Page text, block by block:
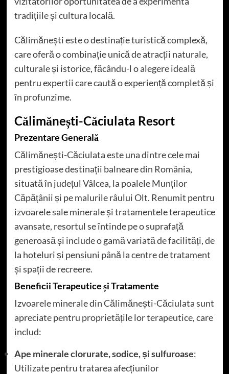
tradițiile și cultura locală.
Călimănești este o destinație turistică complexă,
care oferă o combinație unică de atracții naturale,
culturale și istorice, făcându-l o alegere ideală
pentru expertii care caută o experiență completă și
în profunzime.
Călimănești-Căciulata Resort
Prezentare Generală
Călimănești-Căciulata este una dintre cele mai
prestigioase destinații balneare din România,
situată în județul Vâlcea, la poalele Munților
Căpățânii și pe malurile râului Olt. Renumit pentru
izvoarele sale minerale și tratamentele terapeutice
avansate, resortul se întinde pe o suprafață
generoasă și include o gamă variată de facilități, de
la hoteluri și pensiuni până la centre de tratament
și spații de recreere.
Beneficii Terapeutice și Tratamente
Izvoarele minerale din Călimănești-Căciulata sunt
apreciate pentru proprietățile lor terapeutice, care
includ:
Ape minerale clorurate, sodice, și sulfuroase:
Utilizate pentru tratarea afecțiunilor